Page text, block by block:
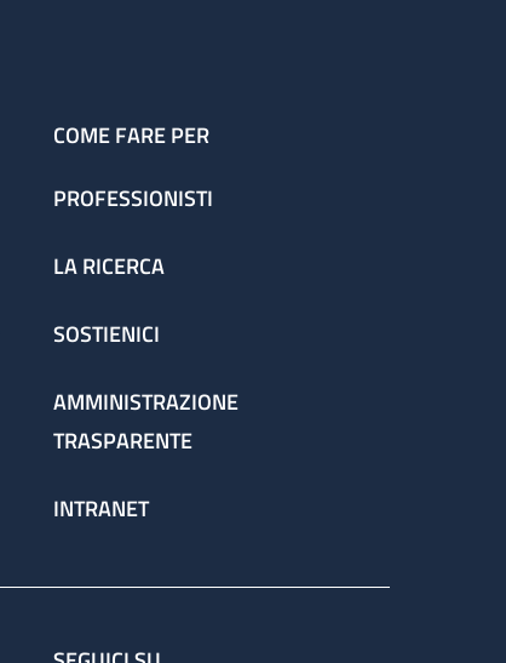
COME FARE PER
PROFESSIONISTI
LA RICERCA
SOSTIENICI
AMMINISTRAZIONE
TRASPARENTE
INTRANET